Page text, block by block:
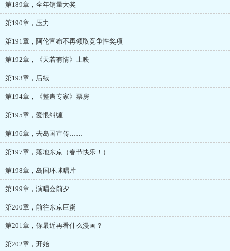
第189章，全年销量大奖
第190章，压力
第191章，阿伦宣布不再领取竞争性奖项
第192章，《天若有情》上映
第193章，后续
第194章，《整蛊专家》票房
第195章，爱恨纠缠
第196章，去岛国宣传……
第197章，落地东京（春节快乐！）
第198章，岛国环球唱片
第199章，演唱会前夕
第200章，前往东京巨蛋
第201章，你最近再看什么漫画？
第202章，开始